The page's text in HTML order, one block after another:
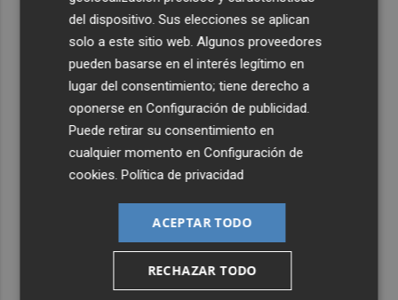
del dispositivo. Sus elecciones se aplican
solo a este sitio web. Algunos proveedores
pueden basarse en el interés legítimo en
lugar del consentimiento; tiene derecho a
oponerse enConfiguración de publicidad
Puede retirar su consentimiento en
cualquier momento enConfiguración de
cookies .Política de privacidad
ACEPTAR TODO
RECHAZAR TODO